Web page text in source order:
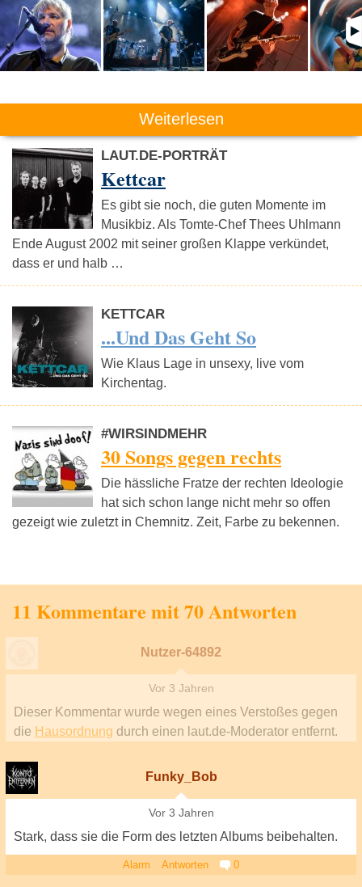
Weiterlesen
LAUT.DE-PORTRÄT
Kettcar
Es gibt sie noch, die guten Momente im
Musikbiz. Als Tomte-Chef Thees Uhlmann
Ende August 2002 mit seiner großen Klappe verkündet,
dass er und halb …
KETTCAR
...Und Das Geht So
Wie Klaus Lage in unsexy, live vom
Kirchentag.
#WIRSINDMEHR
30 Songs gegen rechts
Die hässliche Fratze der rechten Ideologie
hat sich schon lange nicht mehr so offen
gezeigt wie zuletzt in Chemnitz. Zeit, Farbe zu bekennen.
11 Kommentare mit 70 Antworten
Nutzer-64892
Vor 3 Jahren
Dieser Kommentar wurde wegen eines Verstoßes gegen
die Hausordnung durch einen laut.de-Moderator entfernt.
Funky_Bob
Vor 3 Jahren
Stark, dass sie die Form des letzten Albums beibehalten.
Alarm Antworten 0